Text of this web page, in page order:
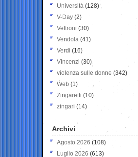
Università (128)
V-Day (2)
Veltroni (30)
Vendola (41)
Verdi (16)
Vincenzi (30)
violenza sulle donne (342)
Web (1)
Zingaretti (10)
zingari (14)
Archivi
Agosto 2026 (108)
Luglio 2026 (613)